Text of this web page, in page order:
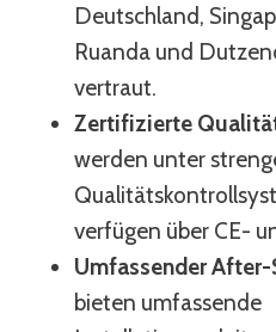
Deutschland,
Ruanda und
vertraut.
Zertifizierte
werden unter
verfügen über CE-
Umfassender After-
bieten umfassende